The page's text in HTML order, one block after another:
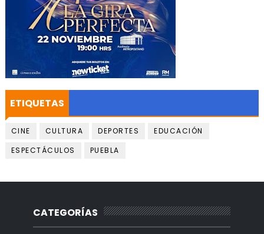
ETIQUETAS
CINE CULTURA DEPORTES
EDUCACIÓN
ESPECTÁCULOS
PUEBLA
CATEGORÍAS